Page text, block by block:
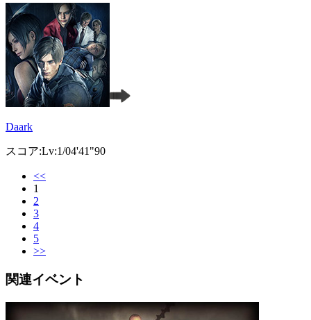
Daark
スコア:Lv:1/04'41"90
<<
1
2
3
4
5
>>
関連イベント